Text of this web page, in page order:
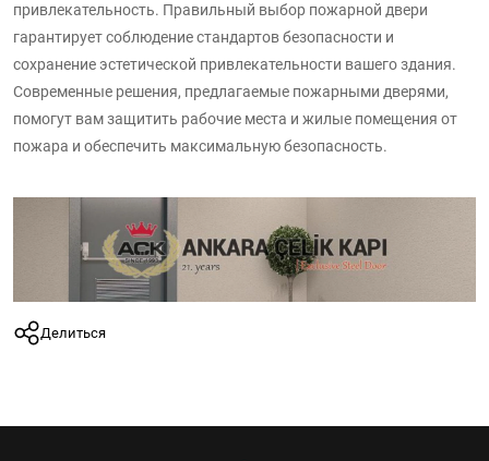
привлекательность. Правильный выбор пожарной двери
гарантирует соблюдение стандартов безопасности и
сохранение эстетической привлекательности вашего здания.
Современные решения, предлагаемые пожарными дверями,
помогут вам защитить рабочие места и жилые помещения от
пожара и обеспечить максимальную безопасность.
Делиться